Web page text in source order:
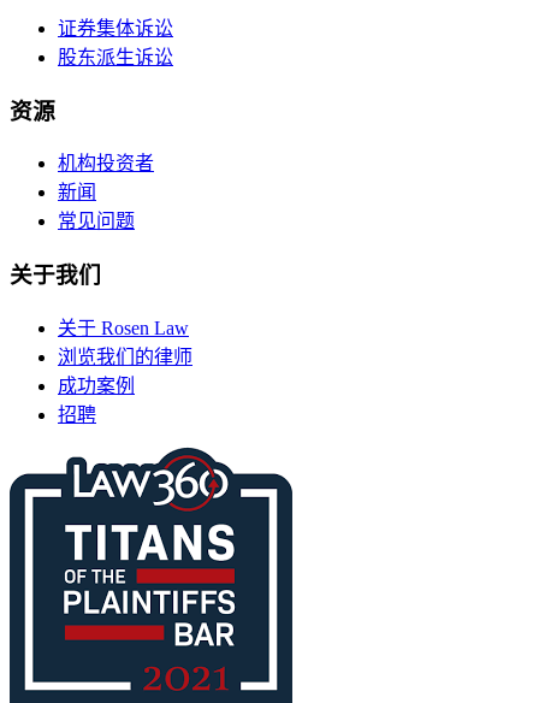
证券集体诉讼
股东派生诉讼
资源
机构投资者
新闻
常见问题
关于我们
关于 Rosen Law
浏览我们的律师
成功案例
招聘